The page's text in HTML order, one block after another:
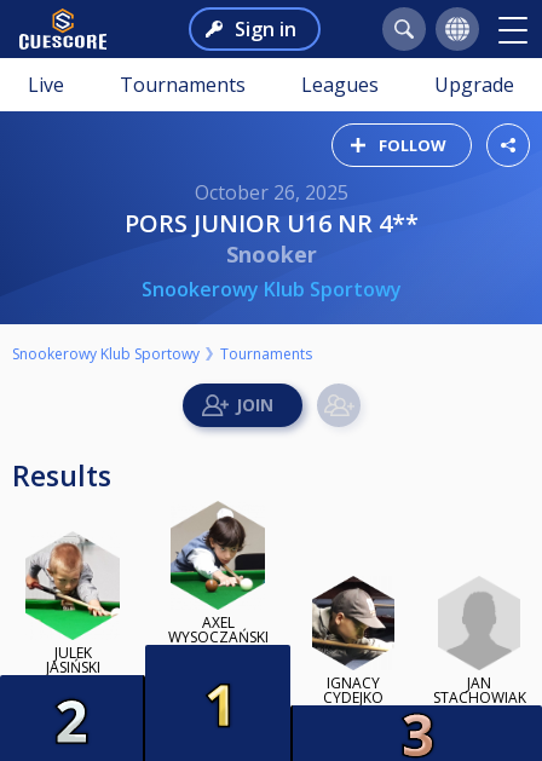
Sign in
Live Tournaments Leagues Upgrade
FOLLOW
October 26, 2025
PORS JUNIOR U16 NR 4**
Snooker
Snookerowy Klub Sportowy
Snookerowy Klub Sportowy Tournaments
Results
JULEK
JASIŃSKI
AXEL
WYSOCZAŃSKI
IGNACY
CYDEJKO
JAN
STACHOWIAK